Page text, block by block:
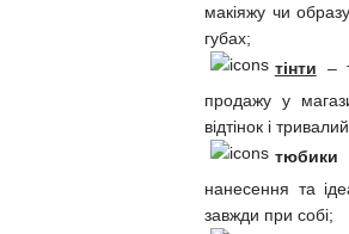
макіяжу чи
губах;
тінти –
продажу у
відтінок і
тюбики
нанесення та
завжди при собі;